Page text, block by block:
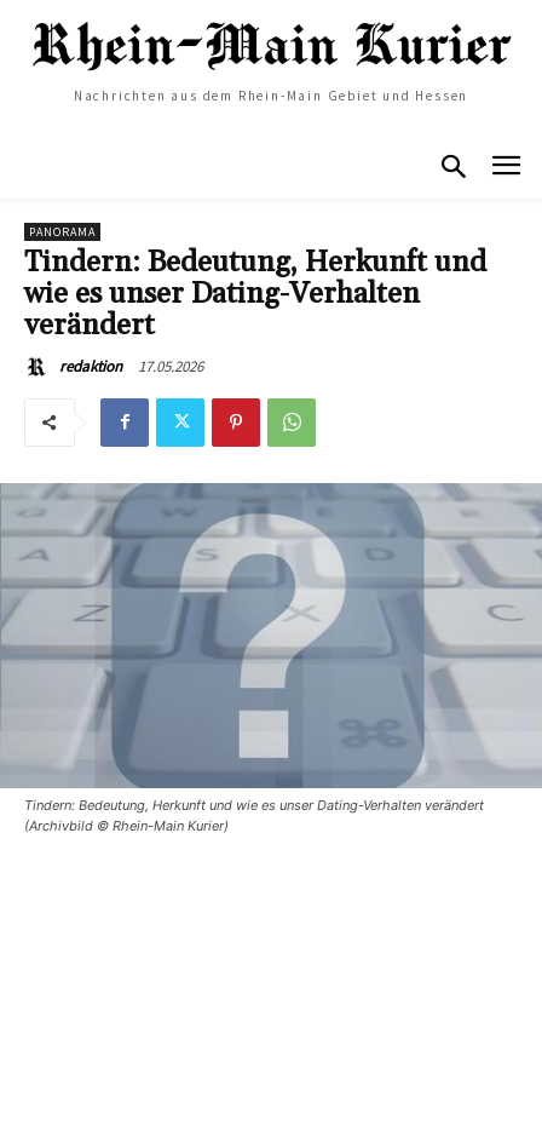
Nachrichten aus dem Rhein-Main Gebiet und Hessen
PANORAMA
Tindern: Bedeutung, Herkunft und
wie es unser Dating-Verhalten
verändert
redaktion 17.05.2026
Tindern: Bedeutung, Herkunft und wie es unser Dating-Verhalten verändert
(Archivbild © Rhein-Main Kurier)